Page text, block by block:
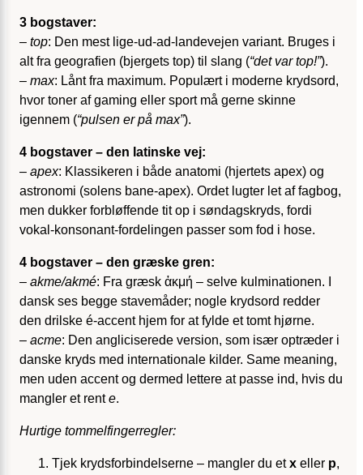
3 bogstaver:
– top: Den mest lige-ud-ad-landevejen variant. Bruges i
alt fra geografien (bjergets top) til slang (“det var top!”).
– max: Lånt fra maximum. Populært i moderne krydsord,
hvor toner af gaming eller sport må gerne skinne
igennem (“pulsen er på max”).
4 bogstaver – den latinske vej:
– apex: Klassikeren i både anatomi (hjertets apex) og
astronomi (solens bane-apex). Ordet lugter let af fagbog,
men dukker forbløffende tit op i søndagskryds, fordi
vokal-konsonant-fordelingen passer som fod i hose.
4 bogstaver – den græske gren:
– akme/akmé: Fra græsk ἀκμή – selve kulminationen. I
dansk ses begge stavemåder; nogle krydsord redder
den drilske é-accent hjem for at fylde et tomt hjørne.
– acme: Den angliciserede version, som især optræder i
danske kryds med internationale kilder. Same meaning,
men uden accent og dermed lettere at passe ind, hvis du
mangler et rente.
Hurtige tommelfingerregler:
Tjek krydsforbindelserne – mangler du etx eller p,